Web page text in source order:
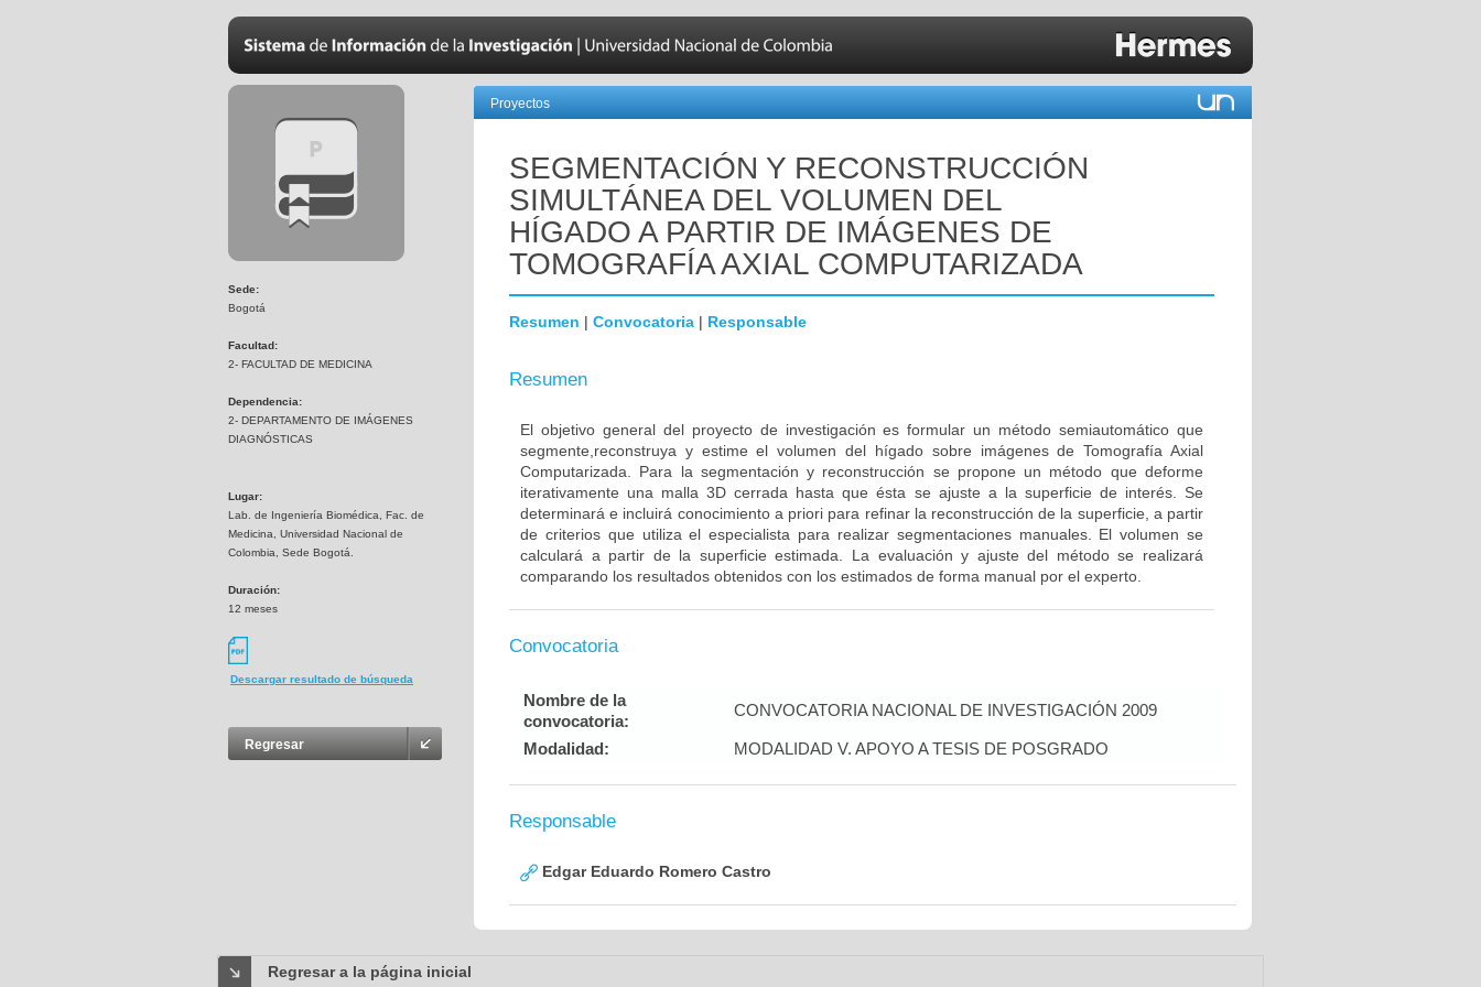
Sede:
Bogotá
Facultad:
2- FACULTAD DE MEDICINA
Dependencia:
2- DEPARTAMENTO DE IMÁGENES
DIAGNÓSTICAS
Lugar:
Lab. de Ingeniería Biomédica, Fac. de
Medicina, Universidad Nacional de
Colombia, Sede Bogotá.
Duración:
12 meses
Descargar resultado de búsqueda
Regresar
Proyectos
SEGMENTACIÓN Y RECONSTRUCCIÓN
SIMULTÁNEA DEL VOLUMEN DEL
HÍGADO A PARTIR DE IMÁGENES DE
TOMOGRAFÍA AXIAL COMPUTARIZADA
Resumen | Convocatoria | Responsable
Resumen
El objetivo general del proyecto de investigación es formular un método semiautomático que
segmente,reconstruya y estime el volumen del hígado sobre imágenes de Tomografía Axial
Computarizada. Para la segmentación y reconstrucción se propone un método que deforme
iterativamente una malla 3D cerrada hasta que ésta se ajuste a la superficie de interés. Se
determinará e incluirá conocimiento a priori para refinar la reconstrucción de la superficie, a partir
de criterios que utiliza el especialista para realizar segmentaciones manuales. El volumen se
calculará a partir de la superficie estimada. La evaluación y ajuste del método se realizará
comparando los resultados obtenidos con los estimados de forma manual por el experto.
Convocatoria
Nombre de la
convocatoria:
CONVOCATORIA NACIONAL DE INVESTIGACIÓN 2009
Modalidad: MODALIDAD V. APOYO A TESIS DE POSGRADO
Responsable
Edgar Eduardo Romero Castro
Regresar a la página inicial